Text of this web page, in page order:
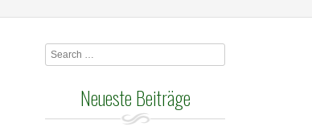
Search
Neueste Beiträge